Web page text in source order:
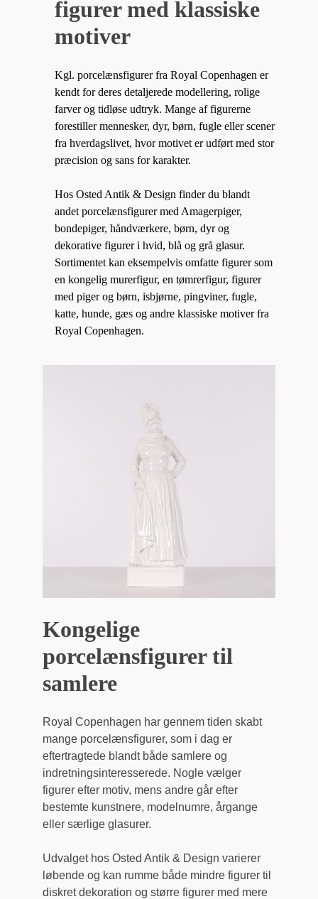
figurer med klassiske
motiver
Kgl. porcelænsfigurer fra Royal Copenhagen er
kendt for deres detaljerede modellering, rolige
farver og tidløse udtryk. Mange af figurerne
forestiller mennesker, dyr, børn, fugle eller scener
fra hverdagslivet, hvor motivet er udført med stor
præcision og sans for karakter.
Hos Osted Antik & Design finder du blandt
andet porcelænsfigurer med Amagerpiger,
bondepiger, håndværkere, børn, dyr og
dekorative figurer i hvid, blå og grå glasur.
Sortimentet kan eksempelvis omfatte figurer som
en kongelig murerfigur, en tømrerfigur, figurer
med piger og børn, isbjørne, pingviner, fugle,
katte, hunde, gæs og andre klassiske motiver fra
Royal Copenhagen.
Kongelige
porcelænsfigurer til
samlere
Royal Copenhagen har gennem tiden skabt
mange porcelænsfigurer, som i dag er
eftertragtede blandt både samlere og
indretningsinteresserede. Nogle vælger
figurer efter motiv, mens andre går efter
bestemte kunstnere, modelnumre, årgange
eller særlige glasurer.
Udvalget hos Osted Antik & Design varierer
løbende og kan rumme både mindre figurer til
diskret dekoration og større figurer med mere